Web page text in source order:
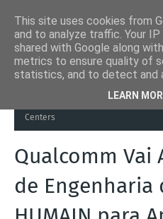
Arábia Saudita
Centers
Qualcomm Vai
de Engenharia
This site uses cookies from
and to analyze traffic. Your
shared with Google along
metrics to ensure quality of
statistics, and to detect and
LEARN